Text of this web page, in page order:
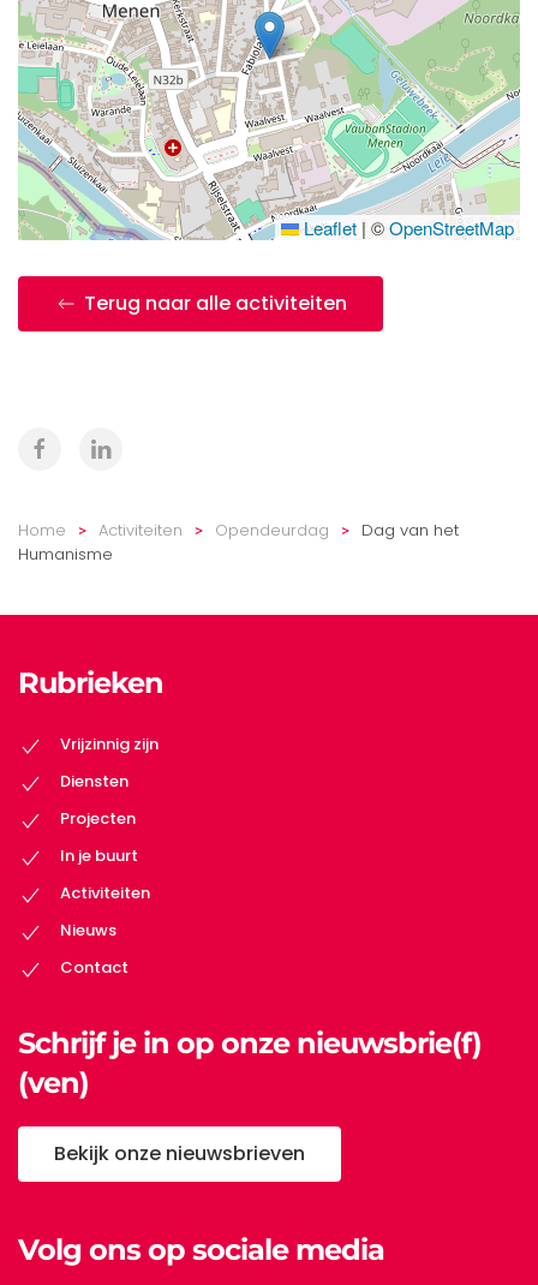
Leaflet | ©OpenStreetMap
Terug naar alle activiteiten
Home Activiteiten Opendeurdag
Dag van het
Humanisme
Rubrieken
Vrijzinnig zijn
Diensten
Projecten
In je buurt
Activiteiten
Nieuws
Contact
Schrijf je in op onze nieuwsbrie(f)
(ven)
Bekijk onze nieuwsbrieven
Volg ons op sociale media